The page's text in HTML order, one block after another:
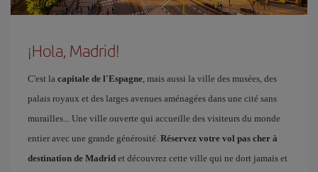
¡Hola, Madrid!
C'est la capitale de l'Espagne, mais aussi la ville des musées, des
palais royaux et des larges avenues aménagées dans une cité sans
murailles... Une ville ouverte qui accueille des visiteurs du monde
entier avec une grande générosité. Réservez votre vol pas cher à
destination de Madrid et découvrez cette ville qui ne dort jamais et